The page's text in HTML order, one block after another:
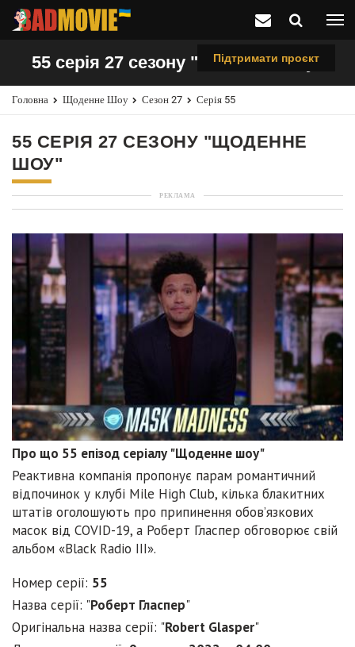
Підтримати проєкт
55 серія 27 сезону "Щоденне шоу"
Головна Щоденне Шоу Сезон 27 Серія 55
55 СЕРІЯ 27 СЕЗОНУ "ЩОДЕННЕ
ШОУ"
РЕКЛАМА
Про що 55 епізод серіалу "Щоденне шоу"
Реактивна компанія пропонує парам романтичний
відпочинок у клубі Mile High Club, кілька блакитних
штатів оголошують про припинення обов’язкових
масок від COVID-19, а Роберт Гласпер обговорює свій
альбом «Black Radio III».
Номер серії: 55
Назва серії: "Роберт Гласпер"
Оригінальна назва серії: "Robert Glasper"